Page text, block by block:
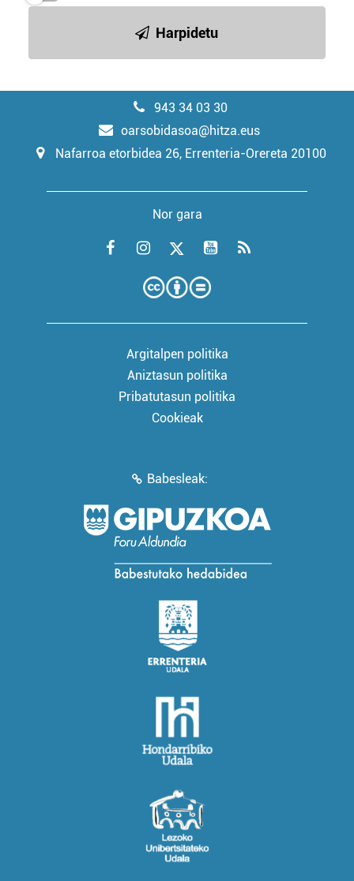
Harpidetu
943 34 03 30
oarsobidasoa@hitza.eus
Nafarroa etorbidea 26, Errenteria-Orereta 20100
Nor gara
Argitalpen politika
Aniztasun politika
Pribatutasun politika
Cookieak
Babesleak: